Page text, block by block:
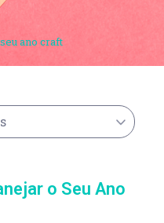
ano craft
o Seu Ano